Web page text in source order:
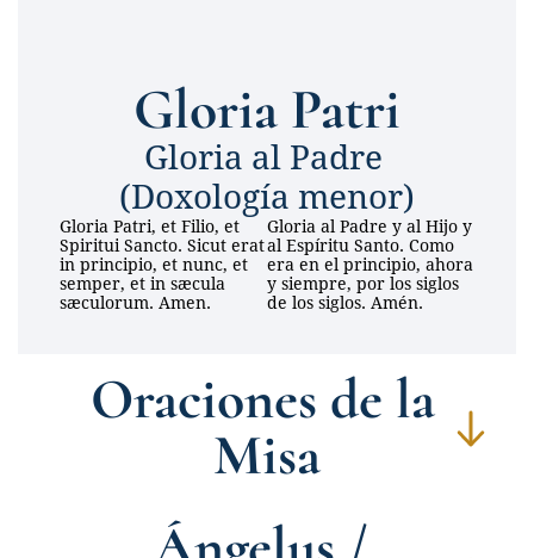
Gloria Patri
Gloria al Padre
(Doxología menor)
Gloria Patri, et Filio, et
Spiritui Sancto. Sicut erat
in principio, et nunc, et
semper, et in sæcula
sæculorum. Amen.
Gloria al Padre y al Hijo y
al Espíritu Santo. Como
era en el principio, ahora
y siempre, por los siglos
de los siglos. Amén.
Oraciones de la
Misa